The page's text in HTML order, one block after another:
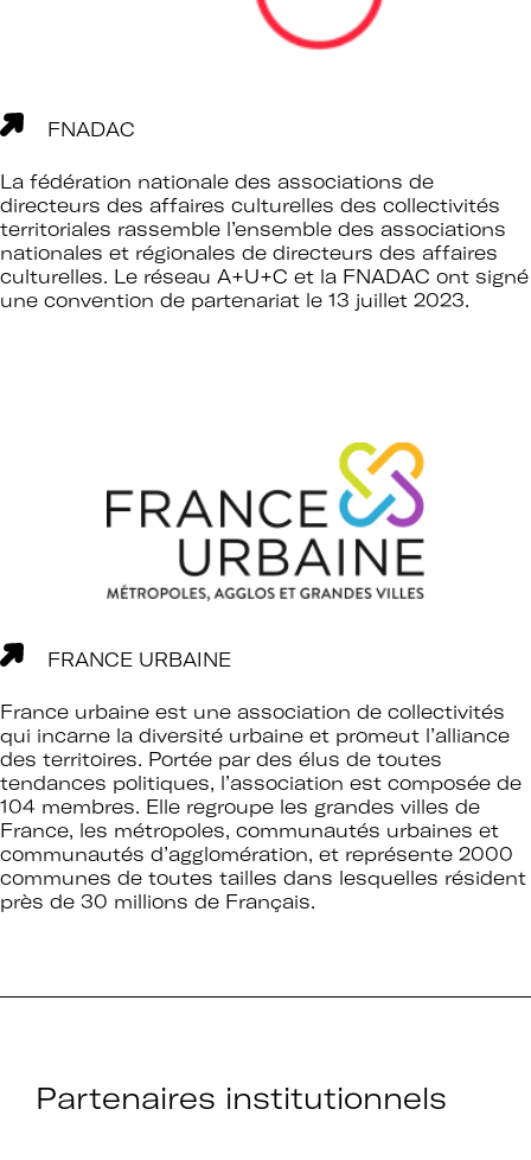
FNADAC
La fédération nationale des associations de
directeurs des affaires culturelles des collectivités
territoriales rassemble l’ensemble des associations
nationales et régionales de directeurs des affaires
culturelles. Le réseau A+U+C et la FNADAC ont signé
une convention de partenariat le 13 juillet 2023.
FRANCE URBAINE
France urbaine est une association de collectivités
qui incarne la diversité urbaine et promeut l’alliance
des territoires. Portée par des élus de toutes
tendances politiques, l’association est composée de
104 membres. Elle regroupe les grandes villes de
France, les métropoles, communautés urbaines et
communautés d’agglomération, et représente 2000
communes de toutes tailles dans lesquelles résident
près de 30 millions de Français.
Partenaires institutionnels